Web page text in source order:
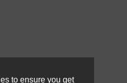
to ensure you get